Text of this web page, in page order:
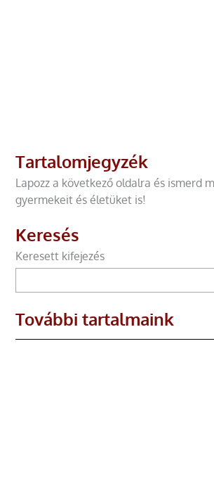
Tartalomjegyzék
Lapozz a következő oldalra és ismerd
gyermekeit és életüket is!
Keresés
Keresett kifejezés
További tartalmaink